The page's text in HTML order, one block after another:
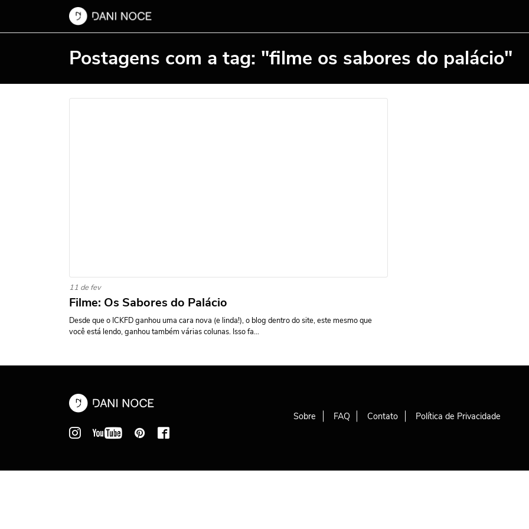
Postagens com a tag: "filme os sabores do palácio"
11 de fev
Filme: Os Sabores do Palácio
Desde que o ICKFD ganhou uma cara nova (e linda!), o blog dentro do site, este mesmo que
você está lendo, ganhou também várias colunas. Isso fa...
Sobre FAQ Contato Política de Privacidade